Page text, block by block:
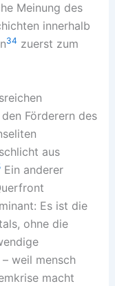
Meinung des
innerhalb
34 zuerst zum
Förderern des
aus
Ein anderer
Es ist die
ohne die
weil mensch
macht